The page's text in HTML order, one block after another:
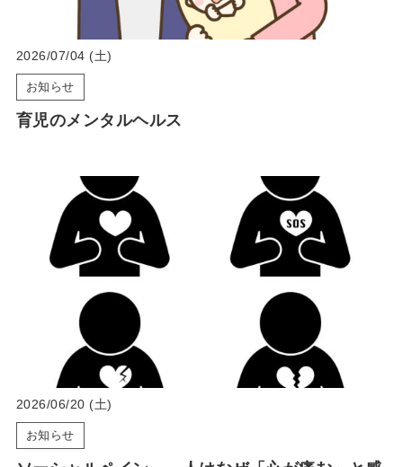
2026/07/04 (土)
お知らせ
育児のメンタルヘルス
2026/06/20 (土)
お知らせ